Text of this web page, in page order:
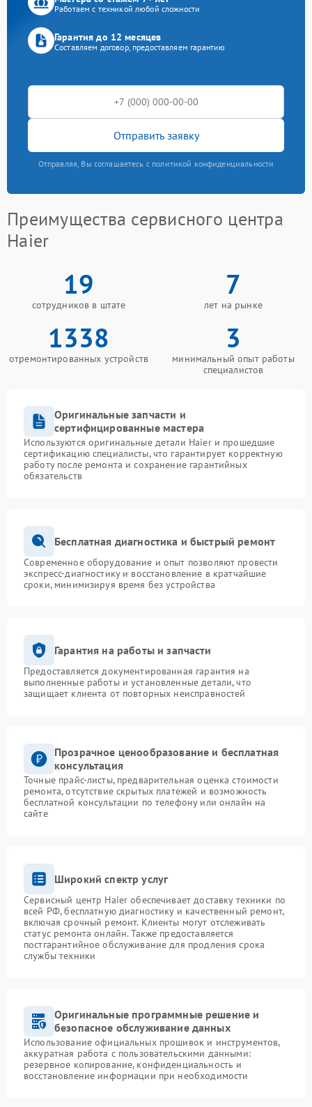
Работаем с техникой любой сложности
Гарантия до 12 месяцев
Составляем договор, предоставляем гарантию
Отправить заявку
Отправляя, Вы соглашаетесь с политикой конфиденциальности
Преимущества сервисного центра
Haier
19
сотрудников в штате
7
лет на рынке
1338
отремонтированных устройств
3
минимальный опыт работы
специалистов
Оригинальные запчасти и
сертифицированные мастера
Используются оригинальные детали Haier и прошедшие
сертификацию специалисты, что гарантирует корректную
работу после ремонта и сохранение гарантийных
обязательств
Бесплатная диагностика и быстрый ремонт
Современное оборудование и опыт позволяют провести
экспресс-диагностику и восстановление в кратчайшие
сроки, минимизируя время без устройства
Гарантия на работы и запчасти
Предоставляется документированная гарантия на
выполненные работы и установленные детали, что
защищает клиента от повторных неисправностей
Прозрачное ценообразование и бесплатная
консультация
Точные прайс-листы, предварительная оценка стоимости
ремонта, отсутствие скрытых платежей и возможность
бесплатной консультации по телефону или онлайн на
сайте
Широкий спектр услуг
Сервисный центр Haier обеспечивает доставку техники по
всей РФ, бесплатную диагностику и качественный ремонт,
включая срочный ремонт. Клиенты могут отслеживать
статус ремонта онлайн. Также предоставляется
постгарантийное обслуживание для продления срока
службы техники
Оригинальные программные решение и
безопасное обслуживание данных
Использование официальных прошивок и инструментов,
аккуратная работа с пользовательскими данными:
резервное копирование, конфиденциальность и
восстановление информации при необходимости